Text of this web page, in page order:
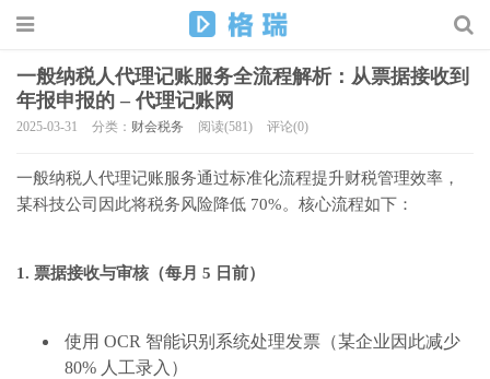
一般纳税人代理记账服务全流程解析：从票据接收到
年报申报的 – 代理记账网
2025-03-31 分类： 财会税务 阅读(581) 评论(0)
一般纳税人代理记账服务通过标准化流程提升财税管理效率，
某科技公司因此将税务风险降低 70%。核心流程如下：
1. 票据接收与审核（每月 5 日前）
使用 OCR 智能识别系统处理发票（某企业因此减少
80% 人工录入）